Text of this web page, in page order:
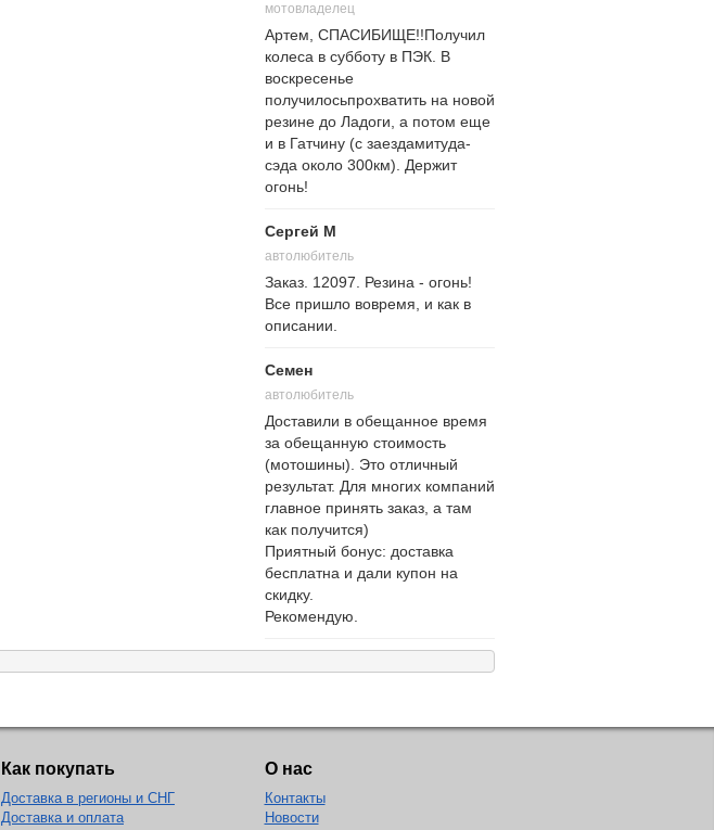
мотовладелец
Артем, СПАСИБИЩЕ!!Получил
колеса в субботу в ПЭК. В
воскресенье
получилосьпрохватить на новой
резине до Ладоги, а потом еще
и в Гатчину (с заездамитуда-
сэда около 300км). Держит
огонь!
Сергей М
автолюбитель
Заказ. 12097. Резина - огонь!
Все пришло вовремя, и как в
описании.
Семен
автолюбитель
Доставили в обещанное время
за обещанную стоимость
(мотошины). Это отличный
результат. Для многих компаний
главное принять заказ, а там
как получится)
Приятный бонус: доставка
бесплатна и дали купон на
скидку.
Рекомендую.
Как покупать
Доставка в регионы и СНГ
Доставка и оплата
О нас
Контакты
Новости